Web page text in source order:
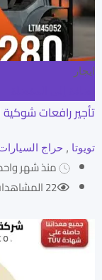
ايجار
تأجير رافعات
تويوتا , حراج
منذ شهر
22 المشاهدات